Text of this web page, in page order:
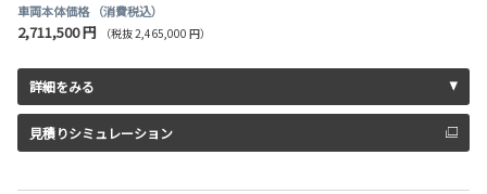
車両本体価格 （消費税込）
2,711,500 円 （税抜 2,465,000 円）
詳細をみる
見積りシミュレーション